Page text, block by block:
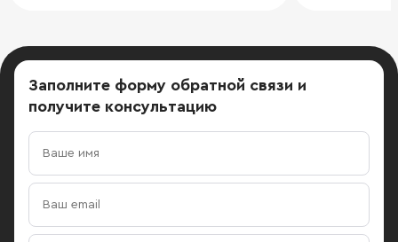
Заполните форму обратной связи и
получите консультацию